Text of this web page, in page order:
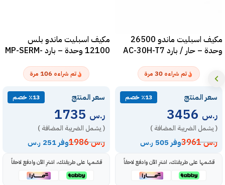
مكيف اسبليت ماندو 26500
وحدة – حار / بارد AC-30H-T7
تم شراءه 30 مرة
سعر المنتج ٪13 خصم
ر.س
( يشمل الضريبة المضافة )
ر.س3961 وفر 505 ر.س
قسّمها على طريقتك، اشترِ الآن وادفع لاحقاً
مكيف اسبليت ماندو بلس
12100 وحدة – بارد MP-SERM-
تم شراءه 106 مرة
سعر المنتج ٪13 خصم
ر.س
( يشمل الضريبة المضافة )
ر.س1986 وفر 251 ر.س
قسّمها على طريقتك، اشترِ الآن وادفع لاحقاً